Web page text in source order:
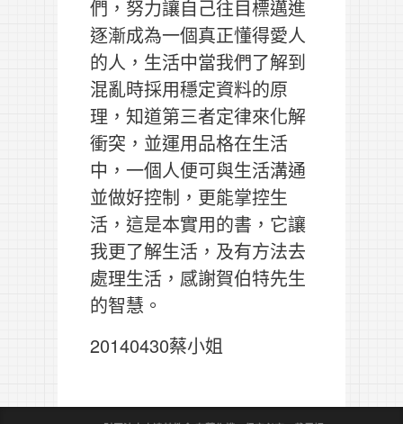
們，努力讓自己往目標邁進
逐漸成為一個真正懂得愛人
的人，生活中當我們了解到
混亂時採用穩定資料的原
理，知道第三者定律來化解
衝突，並運用品格在生活
中，一個人便可與生活溝通
並做好控制，更能掌控生
活，這是本實用的書，它讓
我更了解生活，及有方法去
處理生活，感謝賀伯特先生
的智慧。
20140430蔡小姐